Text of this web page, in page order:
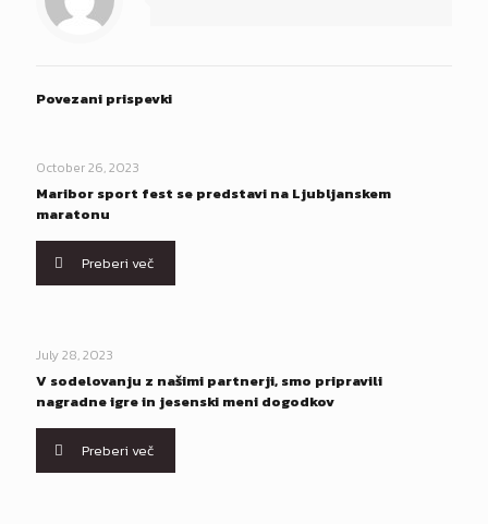
Povezani prispevki
October 26, 2023
Maribor sport fest se predstavi na Ljubljanskem
maratonu
Preberi več
July 28, 2023
V sodelovanju z našimi partnerji, smo pripravili
nagradne igre in jesenski meni dogodkov
Preberi več